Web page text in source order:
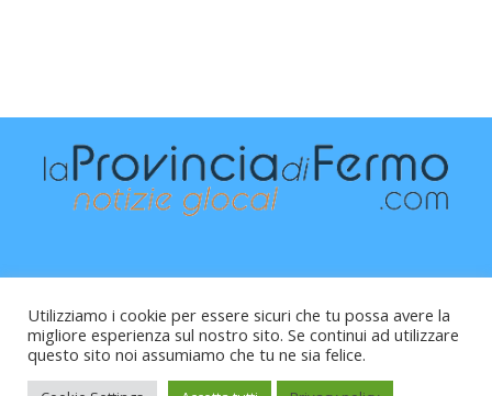
Raffaele Vitali - via Leopardi 10 - 61121 Pesaro (PU) -
Utilizziamo i cookie per essere sicuri che tu possa avere la
migliore esperienza sul nostro sito. Se continui ad utilizzare
questo sito noi assumiamo che tu ne sia felice.